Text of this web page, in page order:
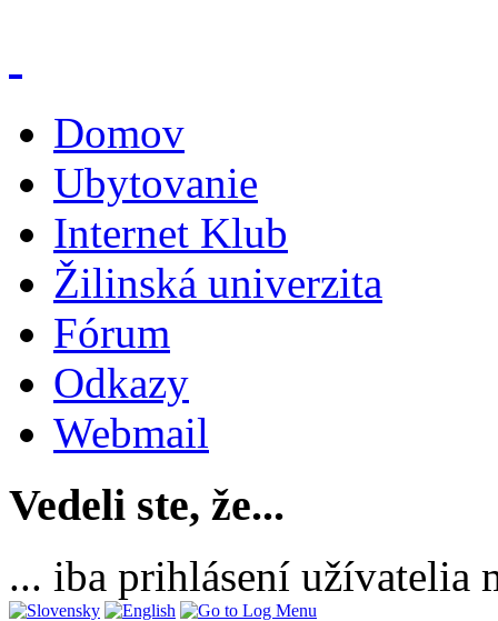
Domov
Ubytovanie
Internet Klub
Žilinská univerzita
Fórum
Odkazy
Webmail
Vedeli ste, že...
... iba prihlásení užívatelia